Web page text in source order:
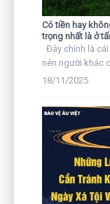
Có tiền hay
trọng nhất là ở
Đây chính là
nên người khác
18/11/2025